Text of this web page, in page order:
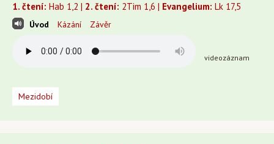
1. čtení: Hab 1,2 | 2. čtení: 2Tim 1,6 | Evangelium: Lk 17,5
Úvod Kázání Závěr
videozáznam
Mezidobí